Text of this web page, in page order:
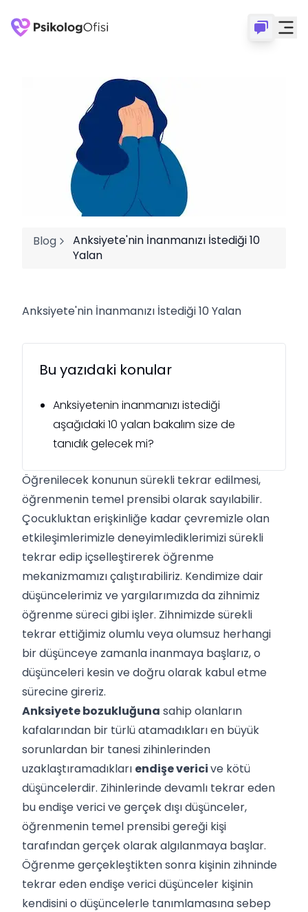
Blog
Anksiyete'nin İnanmanızı İstediği 10
Yalan
Anksiyete'nin İnanmanızı İstediği 10 Yalan
Bu yazıdaki konular
Anksiyetenin inanmanızı istediği
aşağıdaki 10 yalan bakalım size de
tanıdık gelecek mi?
Öğrenilecek konunun sürekli tekrar edilmesi,
öğrenmenin temel prensibi olarak sayılabilir.
Çocukluktan erişkinliğe kadar çevremizle olan
etkileşimlerimizle deneyimlediklerimizi sürekli
tekrar edip içselleştirerek öğrenme
mekanizmamızı çalıştırabiliriz. Kendimize dair
düşüncelerimiz ve yargılarımızda da zihnimiz
öğrenme süreci gibi işler. Zihnimizde sürekli
tekrar ettiğimiz olumlu veya olumsuz herhangi
bir düşünceye zamanla inanmaya başlarız, o
düşünceleri kesin ve doğru olarak kabul etme
sürecine gireriz.
Anksiyete bozukluğuna sahip olanların
kafalarından bir türlü atamadıkları en büyük
sorunlardan bir tanesi zihinlerinden
uzaklaştıramadıkları endişe vericive kötü
düşüncelerdir. Zihinlerinde devamlı tekrar eden
bu endişe verici ve gerçek dışı düşünceler,
öğrenmenin temel prensibi gereği kişi
tarafından gerçek olarak algılanmaya başlar.
Öğrenme gerçekleştikten sonra kişinin zihninde
tekrar eden endişe verici düşünceler kişinin
kendisini o düşüncelerle tanımlamasına sebep